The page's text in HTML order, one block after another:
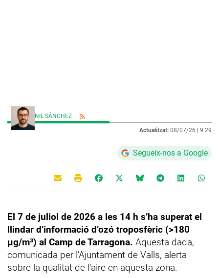
NIL SÁNCHEZ
Actualitzat: 08/07/26 | 9:29
Segueix-nos a Google
El 7 de juliol de 2026 a les 14 h s’ha superat el
llindar d’informació d’ozó troposfèric (>180
µg/m³) al Camp de Tarragona. Aquesta dada,
comunicada per l’Ajuntament de Valls, alerta
sobre la qualitat de l’aire en aquesta zona.